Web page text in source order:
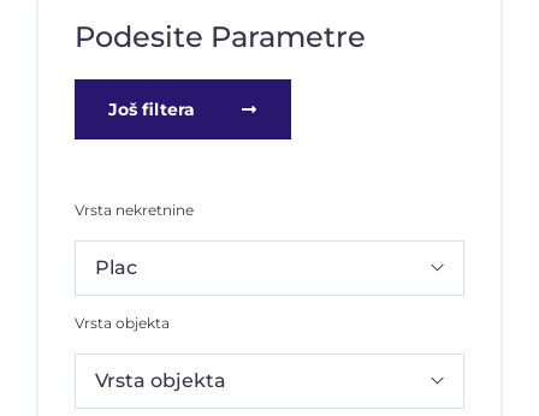
Podesite Parametre
Još filtera
Vrsta nekretnine
Vrsta objekta